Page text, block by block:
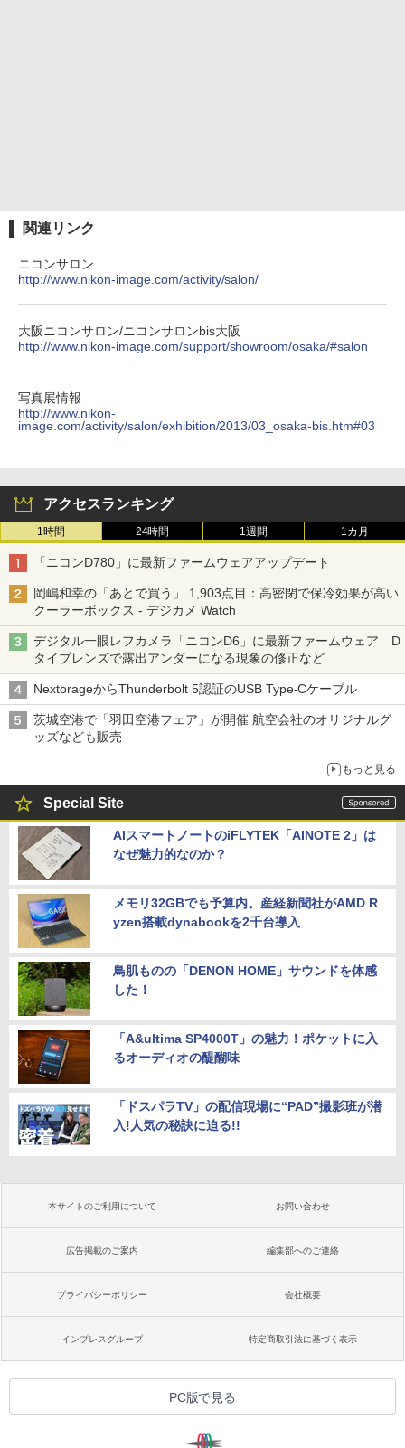
関連リンク
ニコンサロン
http://www.nikon-image.com/activity/salon/
大阪ニコンサロン/ニコンサロンbis大阪
http://www.nikon-image.com/support/showroom/osaka/#salon
写真展情報
http://www.nikon-
image.com/activity/salon/exhibition/2013/03_osaka-bis.htm#03
アクセスランキング
1時間 24時間 1週間 1カ月
「ニコンD780」に最新ファームウェアアップデート
岡嶋和幸の「あとで買う」 1,903点目：高密閉で保冷効果が高い
クーラーボックス - デジカメ Watch
デジタル一眼レフカメラ「ニコンD6」に最新ファームウェア D
タイプレンズで露出アンダーになる現象の修正など
NextorageからThunderbolt 5認証のUSB Type-Cケーブル
茨城空港で「羽田空港フェア」が開催 航空会社のオリジナルグ
ッズなども販売
もっと見る
Special Site
AIスマートノートのiFLYTEK「AINOTE 2」は
なぜ魅力的なのか？
メモリ32GBでも予算内。産経新聞社がAMD R
yzen搭載dynabookを2千台導入
鳥肌ものの「DENON HOME」サウンドを体感
した！
「A&ultima SP4000T」の魅力！ポケットに入
るオーディオの醍醐味
「ドスパラTV」の配信現場に“PAD”撮影班が潜
入!人気の秘訣に迫る!!
本サイトのご利用について お問い合わせ
広告掲載のご案内 編集部へのご連絡
プライバシーポリシー 会社概要
インプレスグループ 特定商取引法に基づく表示
PC版で見る